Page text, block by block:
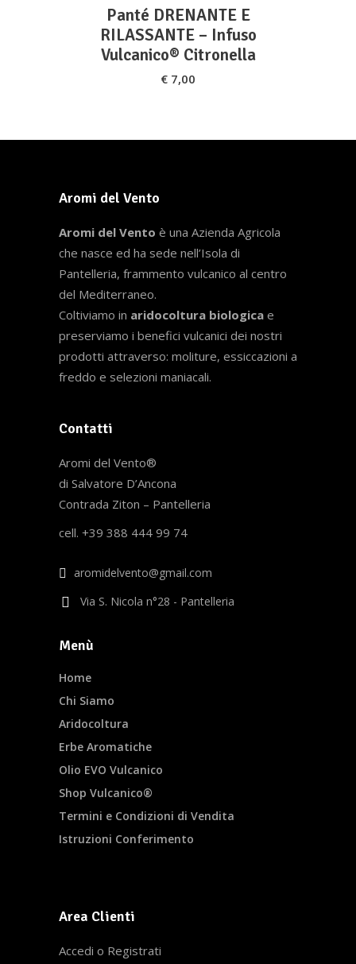
Panté DRENANTE E
RILASSANTE – Infuso
Vulcanico® Citronella
€ 7,00
Aromi del Vento
Aromi del Vento è una Azienda Agricola
che nasce ed ha sede nell’Isola di
Pantelleria, frammento vulcanico al centro
del Mediterraneo.
Coltiviamo in aridocoltura biologica e
preserviamo i benefici vulcanici dei nostri
prodotti attraverso: moliture, essiccazioni a
freddo e selezioni maniacali.
Contatti
Aromi del Vento®
di Salvatore D’Ancona
Contrada Ziton – Pantelleria
cell. +39 388 444 99 74
aromidelvento@gmail.com
Via S. Nicola n°28 - Pantelleria
Menù
Home
Chi Siamo
Aridocoltura
Erbe Aromatiche
Olio EVO Vulcanico
Shop Vulcanico®
Termini e Condizioni di Vendita
Istruzioni Conferimento
Area Clienti
Accedi o Registrati